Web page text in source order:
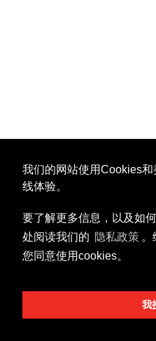
我们的网站使用Cookies
线体验。
要了解更多信息，以及如
处阅读我们的 隐私政策 。
您同意使用cookies。
我